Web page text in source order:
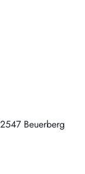
Beuerberg